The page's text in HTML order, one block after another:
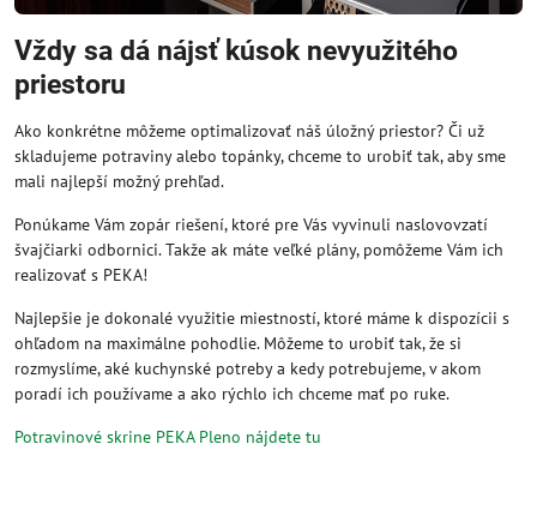
Vždy sa dá nájsť kúsok nevyužitého
priestoru
Ako konkrétne môžeme optimalizovať náš úložný priestor? Či už
skladujeme potraviny alebo topánky, chceme to urobiť tak, aby sme
mali najlepší možný prehľad.
Ponúkame Vám zopár riešení, ktoré pre Vás vyvinuli naslovovzatí
švajčiarki odbornici. Takže ak máte veľké plány, pomôžeme Vám ich
realizovať s PEKA!
Najlepšie je dokonalé využitie miestností, ktoré máme k dispozícii s
ohľadom na maximálne pohodlie. Môžeme to urobiť tak, že si
rozmyslíme, aké kuchynské potreby a kedy potrebujeme, v akom
poradí ich používame a ako rýchlo ich chceme mať po ruke.
Potravinové skrine PEKA Pleno nájdete tu